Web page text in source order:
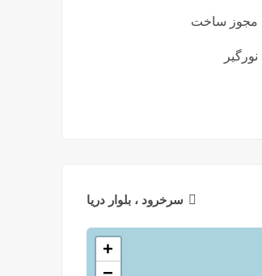
مجوز ساخت
نورگیر
سرخرود ، بلوار دریا
+